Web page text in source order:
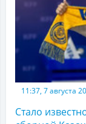
11:37, 7 августа
Стало